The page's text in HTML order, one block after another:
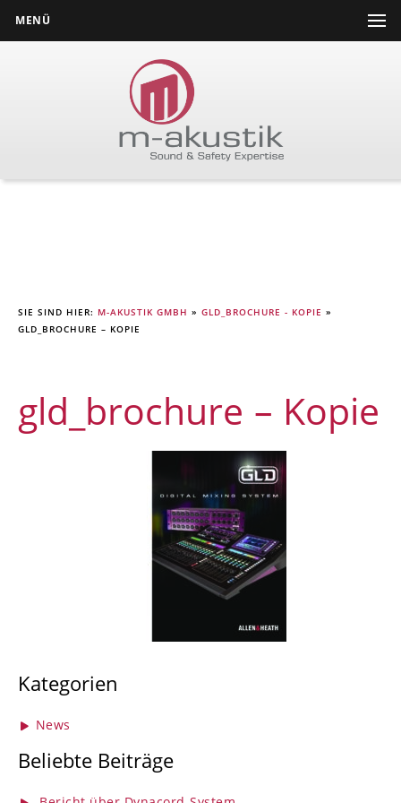
MENÜ
SIE SIND HIER: M-AKUSTIK GMBH » GLD_BROCHURE - KOPIE »
GLD_BROCHURE – KOPIE
gld_brochure – Kopie
Kategorien
News
Beliebte Beiträge